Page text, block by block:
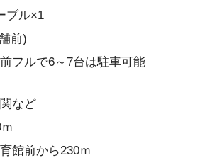
ブル×1
前)
フルで6～7台は駐車可能
など
館前から230ｍ